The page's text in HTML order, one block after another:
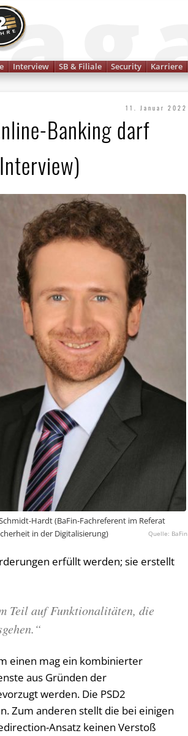
Interview SB & Filiale Security Karriere
11. Januar 2022
Banking darf
Hardt (BaFin-Fachreferent im Referat
in der Digitalisierung)
BaFin
erfüllt werden; sie erstellt
Teil auf Funktionalitäten, die
einen mag ein kombinierter
aus Gründen der
werden. Die PSD2
Zum anderen stellt die bei einigen
Ansatz keinen Verstoß